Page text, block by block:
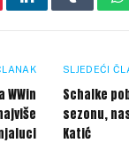
LinkedInTumblr
SLJEDEĆI
Schalke
sezonu,
Katić